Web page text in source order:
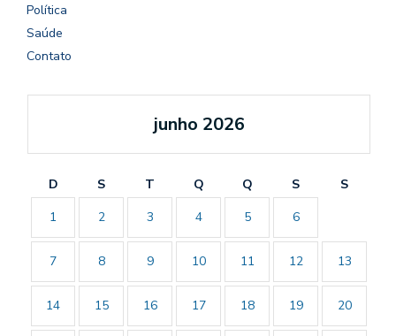
Política
Saúde
Contato
junho 2026
D S T Q Q S
S
1
2 3 4 5 6
7 8 9 10 11 12 13
14 15 16 17 18 19 20